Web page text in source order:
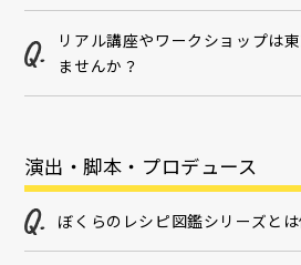
リアル講座やワークショップは
ませんか？
演出・脚本・プロデュース
ぼくらのレシピ図鑑シリーズと